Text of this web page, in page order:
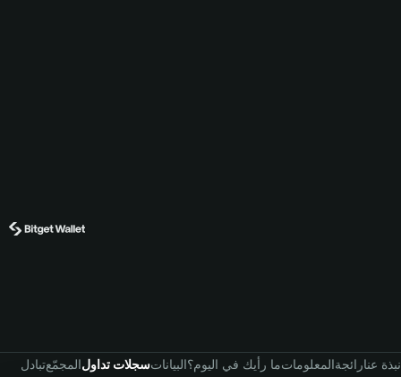
تبادلالمجمّعسجلات تداولالبياناتما رأيك في اليوم؟المعلوماترائجةنبذة عنا